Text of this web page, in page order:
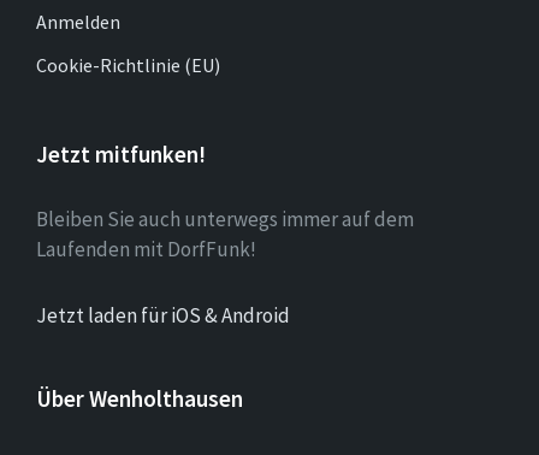
Anmelden
Cookie-Richtlinie (EU)
Jetzt mitfunken!
Bleiben Sie auch unterwegs immer auf dem
Laufenden mit DorfFunk!
Jetzt laden für iOS & Android
Über Wenholthausen